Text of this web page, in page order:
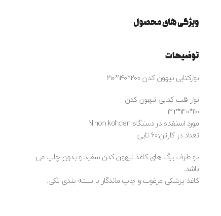
ویژگی های محصول
توضیحات
نوارکتابی نیهون کدن 200*140*210
نوار قلب کتابی نیهون کدن
110*140*142
مورد استفاده در دستگاه Nihon kohden
تعداد در کارتن:60 تایی
دو طرف برگ های کاغذ نیهون کدن سفید و بدون چاپ می
باشد.
کاغذ پزشکی مرغوب و چاپ ماندگار با بسته بندی تکی.